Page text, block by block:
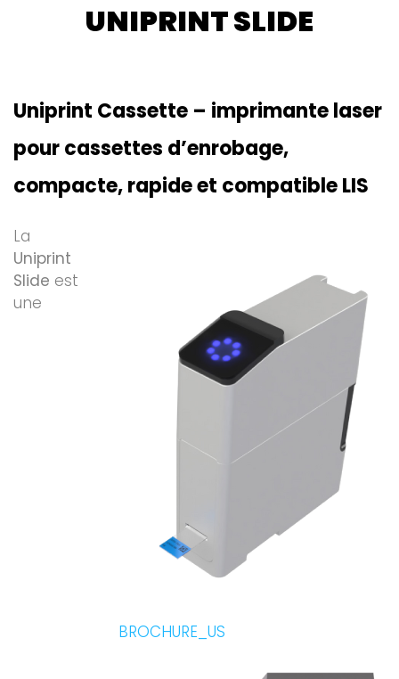
UNIPRINT SLIDE
Uniprint Cassette – imprimante laser
pour cassettes d’enrobage,
compacte, rapide et compatible LIS
BROCHURE_US
La
Uniprint
Slide est
une